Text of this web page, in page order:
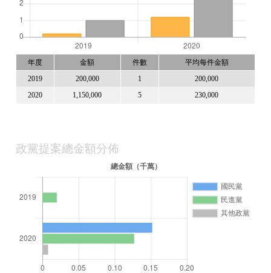
年度 金額 件數 平均每件金額
2019 200,000 1 200,000
2020 1,150,000 5 230,000
政黨提案總金額分佈